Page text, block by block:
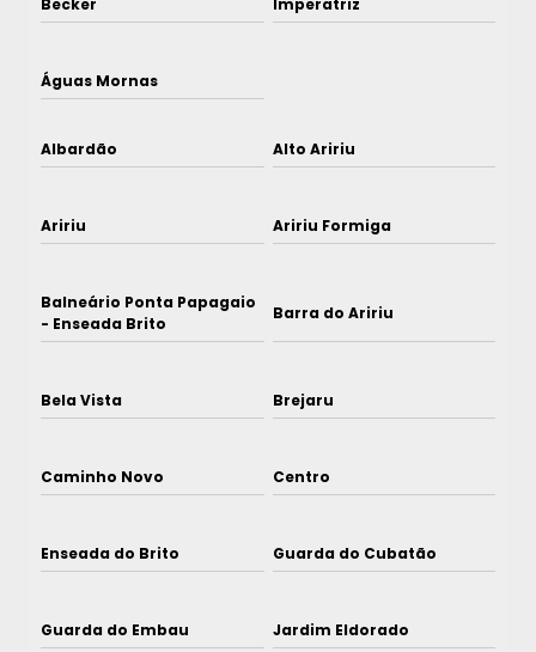
Águas Mornas
Albardão Alto Aririu
Aririu Aririu Formiga
Balneário Ponta Papagaio
- Enseada Brito
Barra do Aririu
Bela Vista Brejaru
Caminho Novo Centro
Enseada do Brito Guarda do Cubatão
Guarda do Embau Jardim Eldorado